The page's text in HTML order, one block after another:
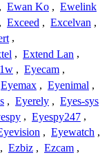
, Ewan Ko , Ewelink
, Exceed , Excelvan ,
,
, Extend Lan ,
, Eyecam ,
Eyemax , Eyenimal ,
, Eyerely , Eyes-sys
, Eyespy247 ,
, Eyewatch ,
, Ezbiz , Ezcam ,